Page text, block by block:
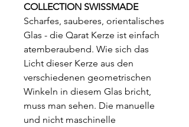
COLLECTION SWISSMADE
Scharfes, sauberes, orientalisches
Glas - die Qarat Kerze ist einfach
atemberaubend. Wie sich das
Licht dieser Kerze aus den
verschiedenen geometrischen
Winkeln in diesem Glas bricht,
muss man sehen. Die manuelle
und nicht maschinelle